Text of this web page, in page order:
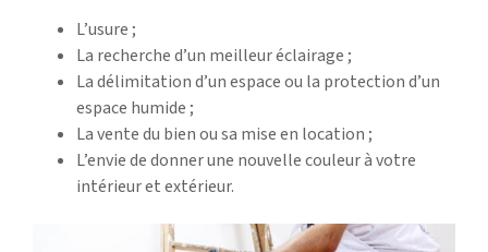
L’usure ;
La recherche d’un meilleur éclairage ;
La délimitation d’un espace ou la protection d’un
espace humide ;
La vente du bien ou sa mise en location ;
L’envie de donner une nouvelle couleur à votre
intérieur et extérieur.